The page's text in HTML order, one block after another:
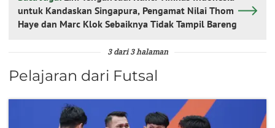
untuk Kandaskan Singapura, Pengamat Nilai Thom
Haye dan Marc Klok Sebaiknya Tidak Tampil Bareng
3 dari 3 halaman
Pelajaran dari Futsal